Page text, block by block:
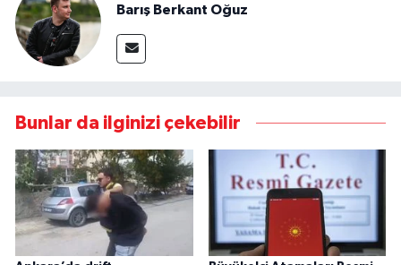
Barış Berkant Oğuz
Bunlar da ilginizi çekebilir